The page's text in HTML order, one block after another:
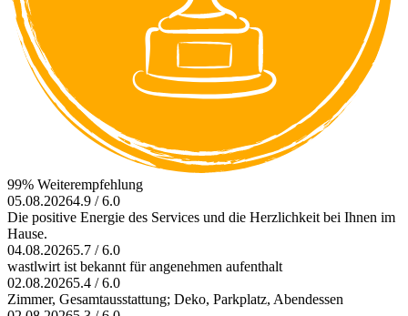
99% Weiterempfehlung
05.08.20264.9 / 6.0
Die positive Energie des Services und die Herzlichkeit bei Ihnen im
Hause.
04.08.20265.7 / 6.0
wastlwirt ist bekannt für angenehmen aufenthalt
02.08.20265.4 / 6.0
Zimmer, Gesamtausstattung; Deko, Parkplatz, Abendessen